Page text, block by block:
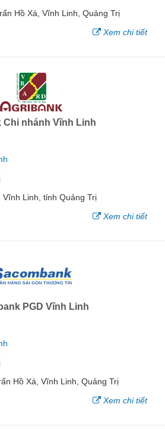
Hồ Xá, Vĩnh Linh, Quảng Trị
Xem chi tiết
Chi nhánh Vĩnh Linh
Linh, tỉnh Quảng Trị
Xem chi tiết
PGD Vĩnh Linh
Hồ Xá, Vĩnh Linh, Quảng Trị
Xem chi tiết